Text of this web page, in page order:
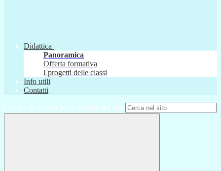
Didattica
Panoramica
Offerta formativa
I progetti delle classi
Info utili
Contatti
Campo di ricerca per le pagine del sito